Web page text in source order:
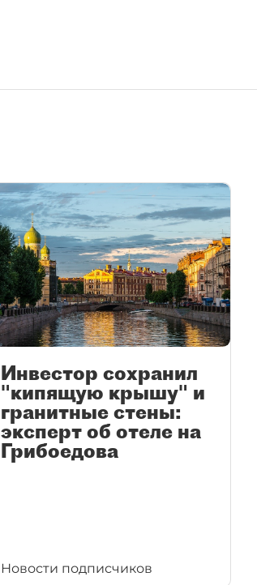
Инвестор сохранил
"кипящую крышу" и
гранитные стены:
эксперт об отеле на
Грибоедова
Новости подписчиков